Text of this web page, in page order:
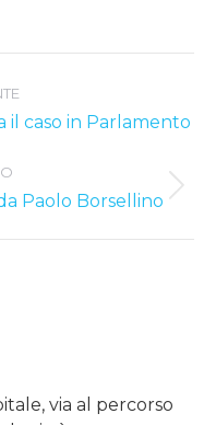
il caso in Parlamento
Paolo Borsellino
via al percorso